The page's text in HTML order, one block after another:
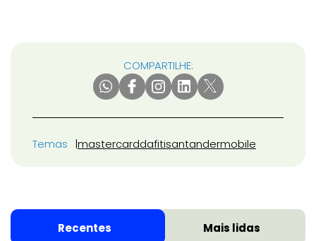
COMPARTILHE:
Temas mastercarddafitisantandermobile
Recentes Mais lidas